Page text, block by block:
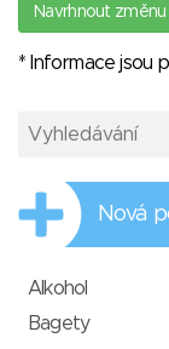
Navrhnout změnu
* Informace jsou
Nová
Alkohol
Bagety